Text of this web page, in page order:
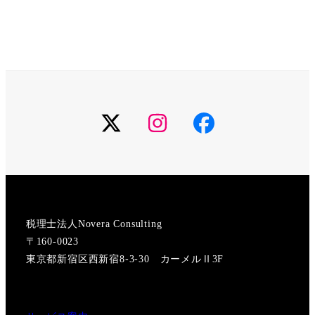
X InstagramFacebook
税理士法人Novera Consulting
〒160-0023
東京都新宿区西新宿8-3-30 カーメルⅡ3F